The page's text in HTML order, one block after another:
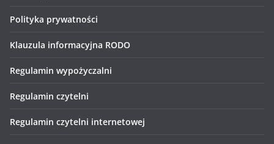
Polityka prywatności
Klauzula informacyjna RODO
Regulamin wypożyczalni
Regulamin czytelni
Regulamin czytelni internetowej